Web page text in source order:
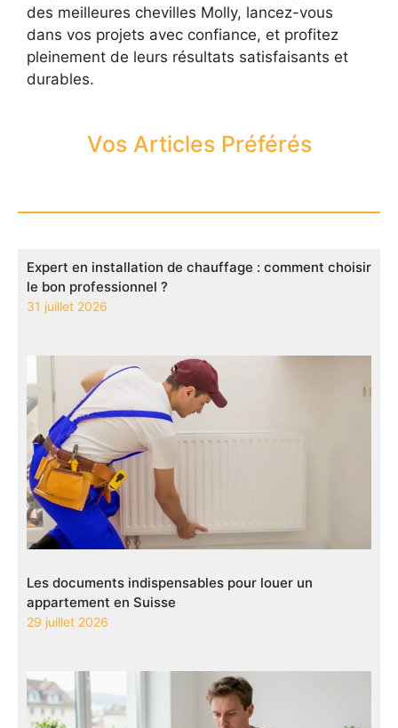
des meilleures chevilles Molly, lancez-vous
dans vos projets avec confiance, et profitez
pleinement de leurs résultats satisfaisants et
durables.
Vos Articles Préférés
Expert en installation de chauffage : comment choisir
le bon professionnel ?
31 juillet 2026
Les documents indispensables pour louer un
appartement en Suisse
29 juillet 2026